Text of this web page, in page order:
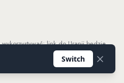
link do Uranii będzie
Switch